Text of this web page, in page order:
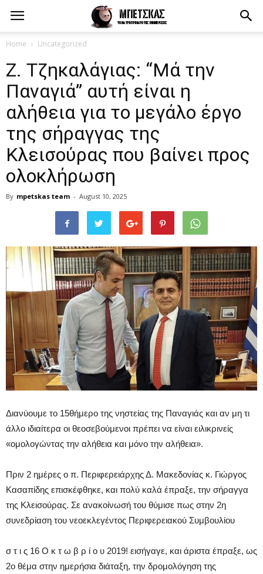
Home Uncategorized
Ζ. Τζηκαλάγιας: “Μά την
Παναγιά” αυτή είναι η
αλήθεια για το μεγάλο έργο
της σήραγγας της
Κλεισούρας που βαίνει προς
ολοκλήρωση
By mpetskas team - August 10, 2025
Διανύουμε το 15θήμερο της νηστείας της Παναγιάς και αν μη τι
άλλο ιδιαίτερα οι θεοσεβούμενοι πρέπει να είναι ειλικρινείς
«ομολογώντας την αλήθεια και μόνο την αλήθεια».
Πριν 2 ημέρες ο π. Περιφερειάρχης Δ. Μακεδονίας κ. Γιώργος
Κασαπίδης επισκέφθηκε, και πολύ καλά έπραξε, την σήραγγα
της Κλεισούρας. Σε ανακοίνωσή του θύμισε πως στην 2η
συνεδρίαση του νεοεκλεγέντος Περιφερειακού Συμβουλίου
σ τ ι ς 16 Ο κ τ ω β ρ ί ο υ 2019! εισήγαγε, και άριστα έπραξε, ως
2ο θέμα στην ημερήσια διάταξη, την δρομολόγηση της